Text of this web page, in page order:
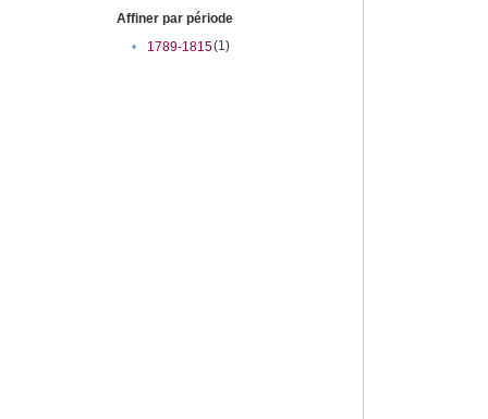
Affiner par période
•
1789-1815(1)